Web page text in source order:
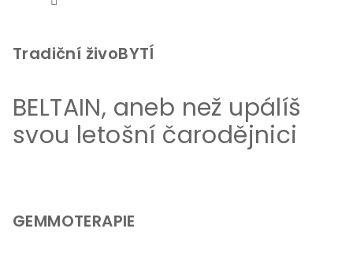
Tradiční živoBYTÍ
BELTAIN, aneb než upálíš
svou letošní čarodějnici
GEMMOTERAPIE